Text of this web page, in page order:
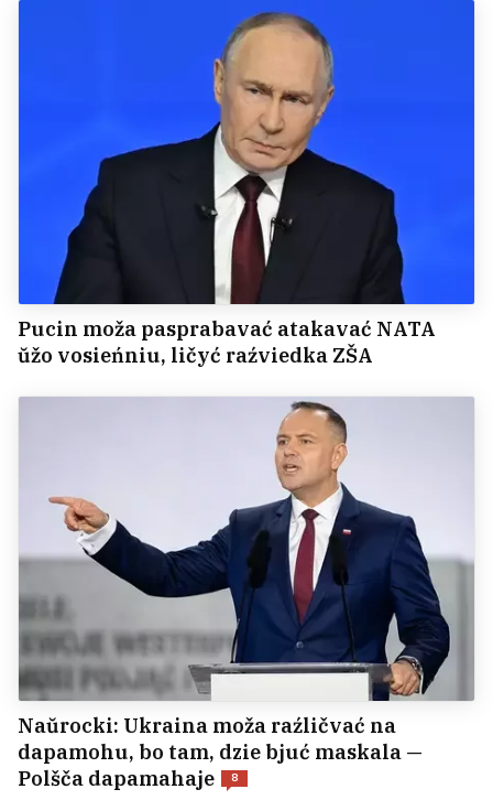
Pucin moža pasprabavać atakavać NATA
ŭžo vosieńniu, ličyć raźviedka ZŠA
Naŭrocki: Ukraina moža raźličvać na
dapamohu, bo tam, dzie bjuć maskala —
Polšča dapamahaje
8